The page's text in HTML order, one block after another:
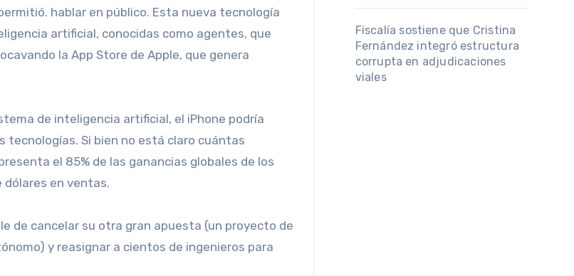
hablar en público. Esta nueva tecnología
artificial, conocidas como agentes, que
la App Store de Apple, que genera
de inteligencia artificial, el iPhone podría
Si bien no está claro cuántas
el 85% de las ganancias globales de los
en ventas.
de cancelar su otra gran apuesta (un proyecto de
y reasignar a cientos de ingenieros para
Fiscalía sostiene que Cristina
Fernández integró estructura
corrupta en adjudicaciones
viales